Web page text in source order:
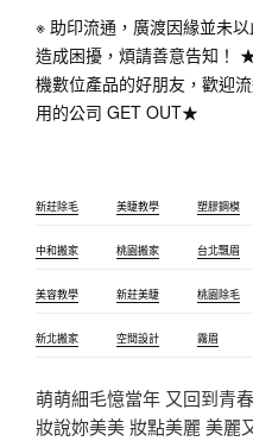
※ 助印流通，廣渡因緣並未
造成困擾，煩請善意告知！
機數位產品的好朋友，歡迎
用的公司 GET OUT★
新莊除毛 美睫教學 塑膠鋼模
中和搬家 桃園搬家 台北飄眉
美容教學 新莊美睫 桃園除毛
新北搬家 空間設計 霧眉
萌萌細毛憶當年 又回到青
妝說妳美美 妝點美麗 美麗